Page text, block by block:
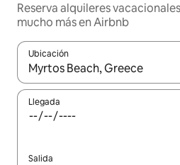
Reserva alquileres
mucho más en Airbnb
Ubicación
Cuando los resultados estén
Llegada
Salida